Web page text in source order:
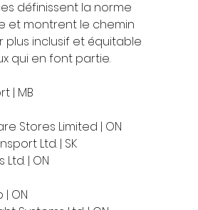
définissent la norme
et montrent le chemin
plus inclusif et équitable
qui en font partie.
| MB
Stores Limited | ON
Ltd. | SK
Ltd. | ON
| ON